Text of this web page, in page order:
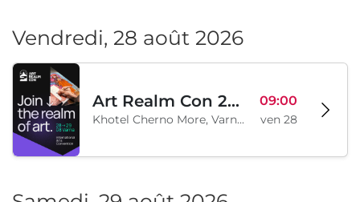
Vendredi, 28 août 2026
Art Realm Con 2026
Khotel Cherno More, Varna, BG
09:00
ven 28